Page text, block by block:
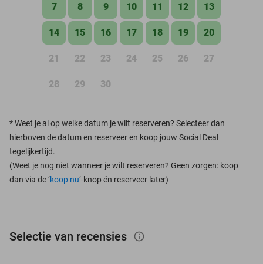
7 8 9 10 11 12 13
14 15 16 17 18 19 20
21 22 23 24 25 26 27
28 29 30
*Weet je al op welke datum je wilt reserveren? Selecteer dan
hierboven de datum en reserveer en koop jouw Social Deal
tegelijkertijd.
(Weet je nog niet wanneer je wilt reserveren? Geen zorgen: koop
dan via de ‘koop nu’-knop én reserveer later)
Selectie van recensies info_outlined